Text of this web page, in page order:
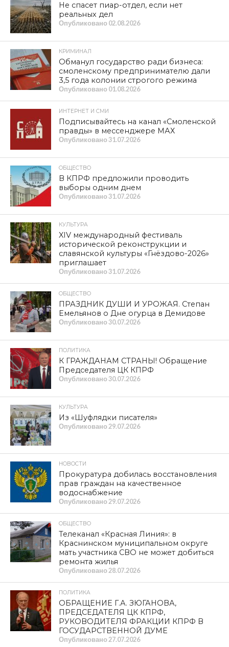
Не спасет пиар-отдел, если нет
реальных дел
Опубликовано 02.08.2026
КРИМИНАЛ
Обманул государство ради бизнеса:
смоленскому предпринимателю дали
3,5 года колонии строгого режима
Опубликовано 01.08.2026
ИНТЕРНЕТ И СМИ
Подписывайтесь на канал «Смоленской
правды» в мессенджере МАХ
Опубликовано31.07.2026
ОБЩЕСТВО
В КПРФ предложили проводить
выборы одним днем
Опубликовано31.07.2026
КУЛЬТУРА
XIV международный фестиваль
исторической реконструкции и
славянской культуры «Гнёздово-2026»
приглашает
Опубликовано31.07.2026
ОБЩЕСТВО
ПРАЗДНИК ДУШИ И УРОЖАЯ. Степан
Емельянов о Дне огурца в Демидове
Опубликовано30.07.2026
ПОЛИТИКА
К ГРАЖДАНАМ СТРАНЫ! Обращение
Председателя ЦК КПРФ
Опубликовано30.07.2026
КУЛЬТУРА
Из «Шуфлядки писателя»
Опубликовано29.07.2026
НОВОСТИ
Прокуратура добилась восстановления
прав граждан на качественное
водоснабжение
Опубликовано29.07.2026
ОБЩЕСТВО
Телеканал «Красная Линия»: в
Краснинском муниципальном округе
мать участника СВО не может добиться
ремонта жилья
Опубликовано28.07.2026
ПОЛИТИКА
ОБРАЩЕНИЕ Г.А. ЗЮГАНОВА,
ПРЕДСЕДАТЕЛЯ ЦК КПРФ,
РУКОВОДИТЕЛЯ ФРАКЦИИ КПРФ В
ГОСУДАРСТВЕННОЙ ДУМЕ
Опубликовано27.07.2026